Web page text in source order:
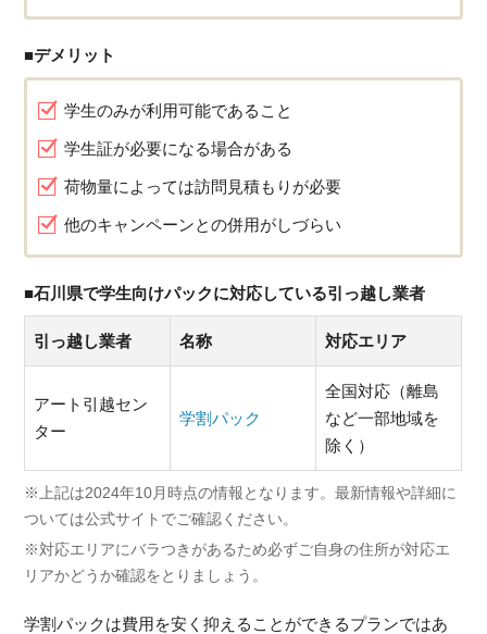
■デメリット
学生のみが利用可能であること
学生証が必要になる場合がある
荷物量によっては訪問見積もりが必要
他のキャンペーンとの併用がしづらい
■石川県で学生向けパックに対応している引っ越し業者
引っ越し業者 名称 対応エリア
アート引越セン
ター
学割パック
全国対応（離島
など一部地域を
除く）
※上記は2024年10月時点の情報となります。最新情報や詳細に
ついては公式サイトでご確認ください。
※対応エリアにバラつきがあるため必ずご自身の住所が対応エ
リアかどうか確認をとりましょう。
学割パックは費用を安く抑えることができるプランではあ